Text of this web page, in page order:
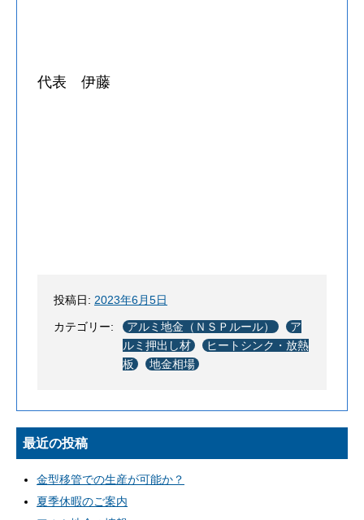
代表 伊藤
投稿日: 2023年6月5日
カテゴリー: アルミ地金（ＮＳＰルール）
ア
ルミ押出し材
ヒートシンク・放熱
板
地金相場
最近の投稿
金型移管での生産が可能か？
夏季休暇のご案内